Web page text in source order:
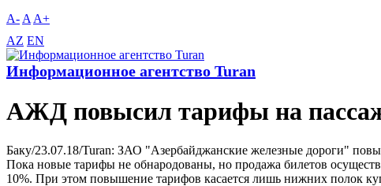
A- A A+
AZ EN
Информационное агентство Turan
АЖД повысил тарифы на
Баку/23.07.18/Turan: ЗАО "Азербайджанские железные дороги"
Пока новые тарифы не обнародованы, но продажа билетов
10%. При этом повышение тарифов касается лишь нижних полок